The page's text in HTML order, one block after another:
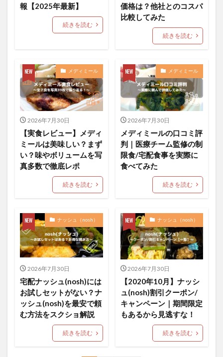
報【2025年最新】
続きを読む
価格は？他社とのコスパ
比較してみた
続きを読む
メディミール
2026年7月30日
【実食レビュー】メディ
ミールは美味しい？まず
い？味やボリュームを写
真多数で徹底レポ
続きを読む
メディミール
2026年7月30日
メディミールの口コミ評
判｜医療チーム監修の制
限食/宅配食事を実際に
食べてみた
続きを読む
ナッシュ（nosh）
2026年7月30日
宅配ナッシュ(nosh)には
お試しセットがない？ナ
ッシュ(nosh)を最安で頼
む方法をスクショ解説
続きを読む
ナッシュ（nosh）
2026年7月30日
【2020年10月】ナッシ
ュ(nosh)割引クーポン/
キャンペーン｜期間限定
もあるから見逃すな！
続きを読む